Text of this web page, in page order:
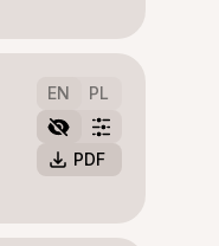
EN PL
PDF